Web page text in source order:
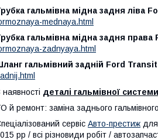
гальмівна мідна задня ліва
mednaya.html
гальмівна мідна задня права
zadnyaya.html
гальмівний задній Ford Transit
наявності деталі гальмівної
й ремонт: заміна заднього
сервіс Авто-престиж
рр / всі різновиди робіт /